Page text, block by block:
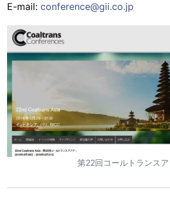
E-mail: conference@gii.co.jp
第22回コールトランス